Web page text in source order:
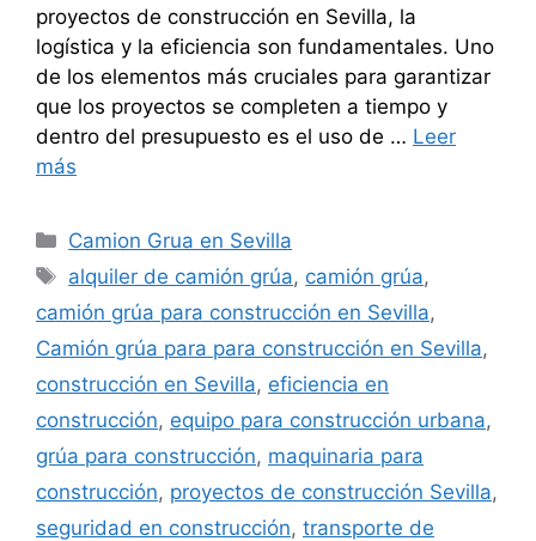
proyectos de construcción en Sevilla, la
logística y la eficiencia son fundamentales. Uno
de los elementos más cruciales para garantizar
que los proyectos se completen a tiempo y
dentro del presupuesto es el uso de … Leer
más
Categorías
Camion Grua en Sevilla
Etiquetas
alquiler de camión grúa, camión grúa,
camión grúa para construcción en Sevilla,
Camión grúa para para construcción en Sevilla,
construcción en Sevilla, eficiencia en
construcción, equipo para construcción urbana,
grúa para construcción, maquinaria para
construcción, proyectos de construcción Sevilla,
seguridad en construcción, transporte de